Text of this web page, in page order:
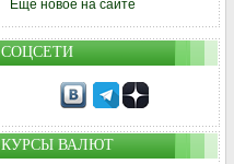
Ещё новое на сайте
СОЦСЕТИ
КУРСЫ ВАЛЮТ